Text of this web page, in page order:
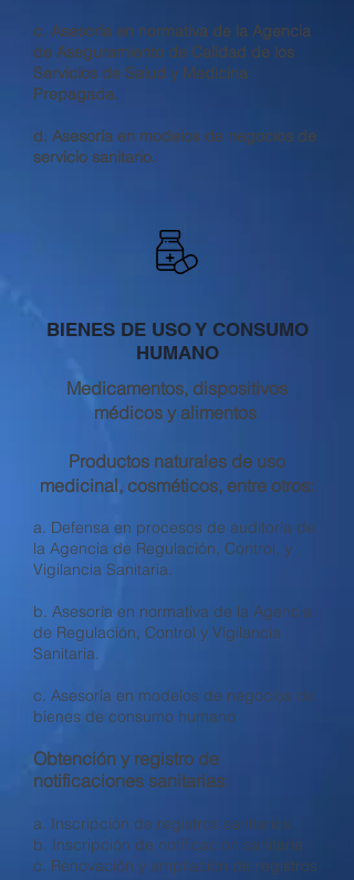
c. Asesoría en normativa de la Agencia
de Aseguramiento de Calidad de los
Servicios de Salud y Medicina
Prepagada.
d. Asesoría en modelos de negocios de
servicio sanitario.
BIENES DE USO Y CONSUMO
HUMANO
Medicamentos, dispositivos
médicos y alimentos
Productos naturales de uso
medicinal, cosméticos, entre otros:
a. Defensa en procesos de auditoría de
la Agencia de Regulación, Control, y
Vigilancia Sanitaria.
b. Asesoría en normativa de la Agencia
de Regulación, Control y Vigilancia
Sanitaria.
c. Asesoría en modelos de negocios de
bienes de consumo humano
Obtención y registro de
notificaciones sanitarias:
a. Inscripción de registros sanitarios.
b. Inscripción de notificación sanitaria
c. Renovación y ampliación de registros